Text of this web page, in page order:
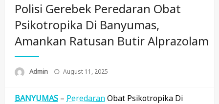
Polisi Gerebek Peredaran Obat
Psikotropika Di Banyumas,
Amankan Ratusan Butir Alprazolam
Admin
Posted
August 11, 2025
BANYUMAS – PeredaranObat Psikotropika Di